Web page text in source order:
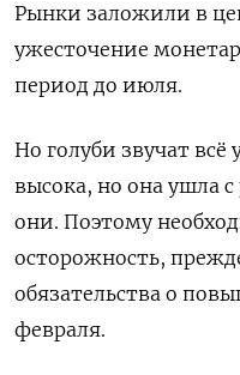
Рынки заложили в
ужесточение
период до июля.
Но голуби звучат
высока, но она ушла
они. Поэтому
осторожность,
обязательства о
февраля.